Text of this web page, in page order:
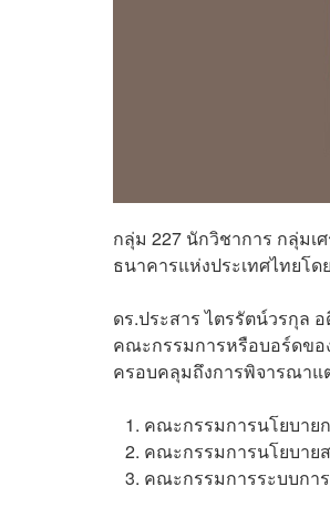
กลุ่ม 227 นักวิชาการ กลุ่มเ
ธนาคารแห่งประเทศไทยโ
ดร.ประสาร ไตรรัตน์วรกุล
คณะกรรมการหรือบอร์ดข
ครอบคลุมถึงการพิจารณาแ
คณะกรรมการนโยบายก
คณะกรรมการนโยบาย
คณะกรรมการระบบกา